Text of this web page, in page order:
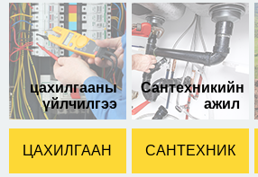
цахилгааны
үйлчилгээ
Сантехникийн
ажил
ЦАХИЛГААН САНТЕХНИК